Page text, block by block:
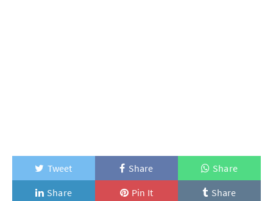
Tweet Share
Share
Share
Pin It Share